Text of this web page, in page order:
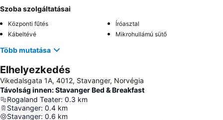
Szoba szolgáltatásai
Központi fűtés
Íróasztal
Kábeltévé
Mikrohullámú sütő
Több mutatása
Elhelyezkedés
Vikedalsgata 1A, 4012, Stavanger, Norvégia
Távolság innen: Stavanger Bed & Breakfast
Rogaland Teater: 0.3 km
Stavanger: 0.4 km
Stavanger: 0.6 km